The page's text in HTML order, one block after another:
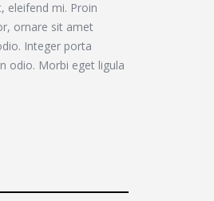
eleifend mi. Proin
ornare sit amet
Integer porta
odio. Morbi eget ligula